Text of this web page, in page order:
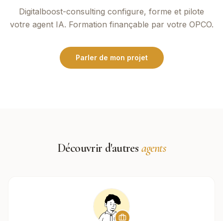
Digitalboost-consulting configure, forme et pilote
votre agent IA. Formation finançable par votre OPCO.
Parler de mon projet
Découvrir d'autres agents